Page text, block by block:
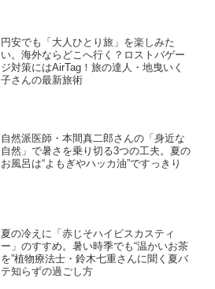
円安でも「大人ひとり旅」を楽しみた
い。海外ならどこへ行く？ロストバゲー
ジ対策にはAirTag！旅の達人・地曳いく
子さんの最新旅術
自然派医師・本間真二郎さんの「身近な
自然」で暑さを乗り切る3つの工夫。夏の
お風呂は“よもぎやハッカ油”ですっきり
夏の冷えに「赤じそハイビスカスティ
ー」のすすめ。暑い時季でも“温かいお茶
を”植物療法士・鈴木七重さんに聞く夏バ
テ知らずの過ごし方